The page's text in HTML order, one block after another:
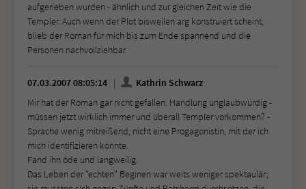
aufgerieben wurden - ähnlich und zur gleichen Zeit wie die
Templer. Auch wenn der Plot bisweilen arg konstruiert scheint,
blieb der Roman für mich bis zum Ende spannend und die
Personen nachvollziehbar.
07.03.2007 08:05:14
Kathrin Schwarz
Mir hat der Roman gar nicht gefallen. Handlung unglaubwürdig -
müssen jetzt wirklich immer und überall Templer vorkommen? -
Sprache wenig mitreißend, nicht eine Progagonistin, mit der ich
mich identifizieren konnte.
Fand ihn öde und langweilig.
Das Leben der "echten" Beginen war weits weniger spektaulär;